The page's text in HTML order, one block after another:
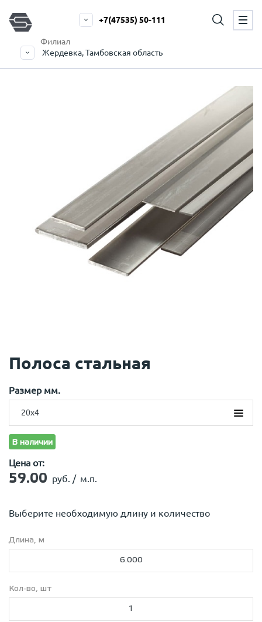
Филиал
Жердевка, Тамбовская область
+7(47535) 50-111
Полоса стальная
Размер мм.
20х4
20х4
25х4
40х4
50х5
В наличии
Цена от:
59.00 руб. / м.п.
Выберите необходимую длину и количество
Длина, м
Кол-во, шт